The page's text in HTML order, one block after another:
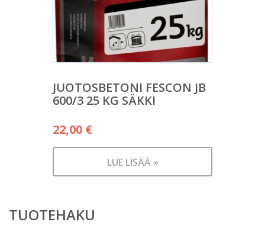
JUOTOSBETONI FESCON JB
600/3 25 KG SÄKKI
22,00 €
LUE LISÄÄ »
TUOTEHAKU